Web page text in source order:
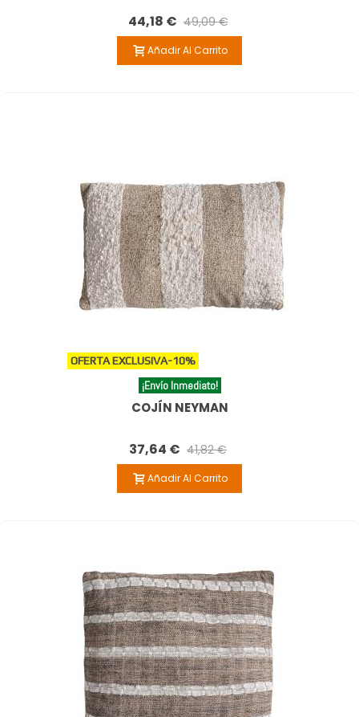
44,18 € 49,09 €
Añadir Al Carrito
OFERTA EXCLUSIVA-10%
¡Envío Inmediato!
COJÍN NEYMAN
37,64 € 41,82 €
Añadir Al Carrito